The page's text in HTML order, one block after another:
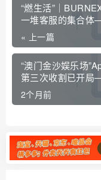
“燃生活”｜
一堆客服的集合体
是真的
« 上一篇
“澳门金沙娱乐场
第三次收割已开
是第几茬韭菜？
2个月前